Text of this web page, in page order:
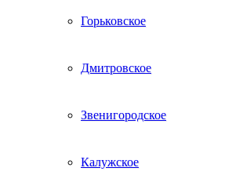
Горьковское
Дмитровское
Звенигородское
Калужское